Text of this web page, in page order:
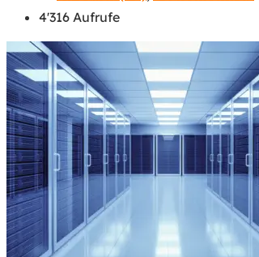
4'316 Aufrufe